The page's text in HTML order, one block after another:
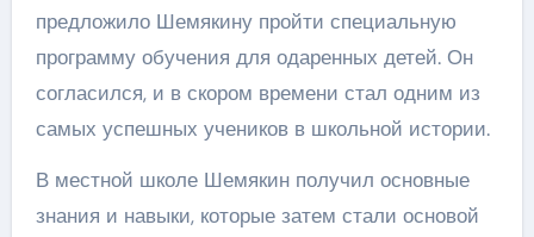
предложило Шемякину пройти специальную
программу обучения для одаренных детей. Он
согласился, и в скором времени стал одним из
самых успешных учеников в школьной истории.
В местной школе Шемякин получил основные
знания и навыки, которые затем стали основой